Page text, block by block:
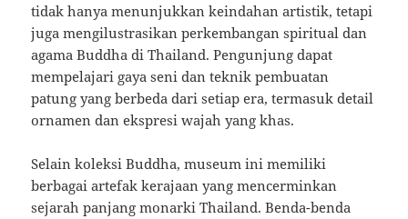
tidak hanya menunjukkan keindahan artistik, tetapi
juga mengilustrasikan perkembangan spiritual dan
agama Buddha di Thailand. Pengunjung dapat
mempelajari gaya seni dan teknik pembuatan
patung yang berbeda dari setiap era, termasuk detail
ornamen dan ekspresi wajah yang khas.
Selain koleksi Buddha, museum ini memiliki
berbagai artefak kerajaan yang mencerminkan
sejarah panjang monarki Thailand. Benda-benda